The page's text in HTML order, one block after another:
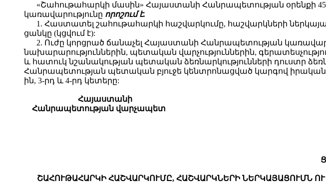
«Շահութահարկի մասին» Հայաստանի Հանրապետության
կառավարությունը որոշում է.
1. Հաստատել շահութահարկի հաշվարկումը, հաշվարկների
ցանկը (կցվում է):
2. Ուժը կորցրած ճանաչել Հայաստանի Հանրապետության
նախարարություններին, պետական վարչություններին,
և հատուկ նշանակության պետական ձեռնարկությունների դուստր
Հանրապետության պետական բյուջե կենտրոնացված կարգով
ին, 3-րդ և 4-րդ կետերը:
Հայաստանի
Հանրապետության վարչապետ
ՇԱՀՈՒԹԱՀԱՐԿԻ ՀԱՇՎԱՐԿՈՒՄԸ, ՀԱՇՎԱՐԿՆԵՐԻ ՆԵՐԿԱՅԱՑՈՒՄՆ